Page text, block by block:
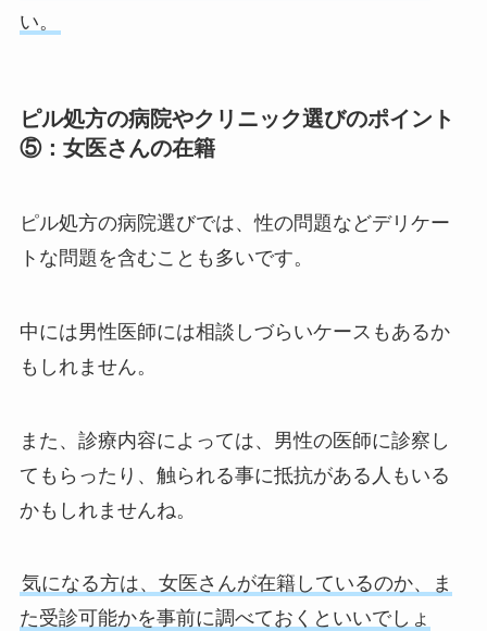
い。
ピル処方の病院やクリニック選びのポイント
⑤：女医さんの在籍
ピル処方の病院選びでは、性の問題などデリケー
トな問題を含むことも多いです。
中には男性医師には相談しづらいケースもあるか
もしれません。
また、診療内容によっては、男性の医師に診察し
てもらったり、触られる事に抵抗がある人もいる
かもしれませんね。
気になる方は、女医さんが在籍しているのか、ま
た受診可能かを事前に調べておくといいでしょ